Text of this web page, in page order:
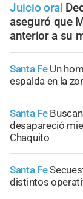
Juicio oral
aseguró que
anterior a su
Santa Fe Un
espalda en la
Santa Fe
desapareció
Chaquito
Santa Fe
distintos